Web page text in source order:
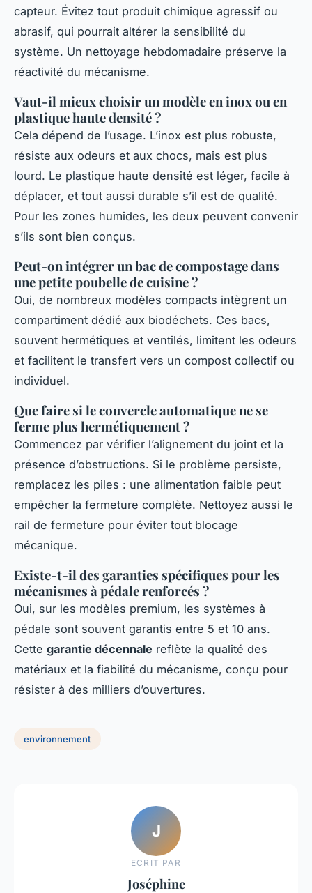
capteur. Évitez tout produit chimique agressif ou
abrasif, qui pourrait altérer la sensibilité du
système. Un nettoyage hebdomadaire préserve la
réactivité du mécanisme.
Vaut-il mieux choisir un modèle en inox ou en
plastique haute densité ?
Cela dépend de l’usage. L’inox est plus robuste,
résiste aux odeurs et aux chocs, mais est plus
lourd. Le plastique haute densité est léger, facile à
déplacer, et tout aussi durable s’il est de qualité.
Pour les zones humides, les deux peuvent convenir
s’ils sont bien conçus.
Peut-on intégrer un bac de compostage dans
une petite poubelle de cuisine ?
Oui, de nombreux modèles compacts intègrent un
compartiment dédié aux biodéchets. Ces bacs,
souvent hermétiques et ventilés, limitent les odeurs
et facilitent le transfert vers un compost collectif ou
individuel.
Que faire si le couvercle automatique ne se
ferme plus hermétiquement ?
Commencez par vérifier l’alignement du joint et la
présence d’obstructions. Si le problème persiste,
remplacez les piles : une alimentation faible peut
empêcher la fermeture complète. Nettoyez aussi le
rail de fermeture pour éviter tout blocage
mécanique.
Existe-t-il des garanties spécifiques pour les
mécanismes à pédale renforcés ?
Oui, sur les modèles premium, les systèmes à
pédale sont souvent garantis entre 5 et 10 ans.
Cette garantie décennale reflète la qualité des
matériaux et la fiabilité du mécanisme, conçu pour
résister à des milliers d’ouvertures.
environnement
J
ECRIT PAR
Joséphine